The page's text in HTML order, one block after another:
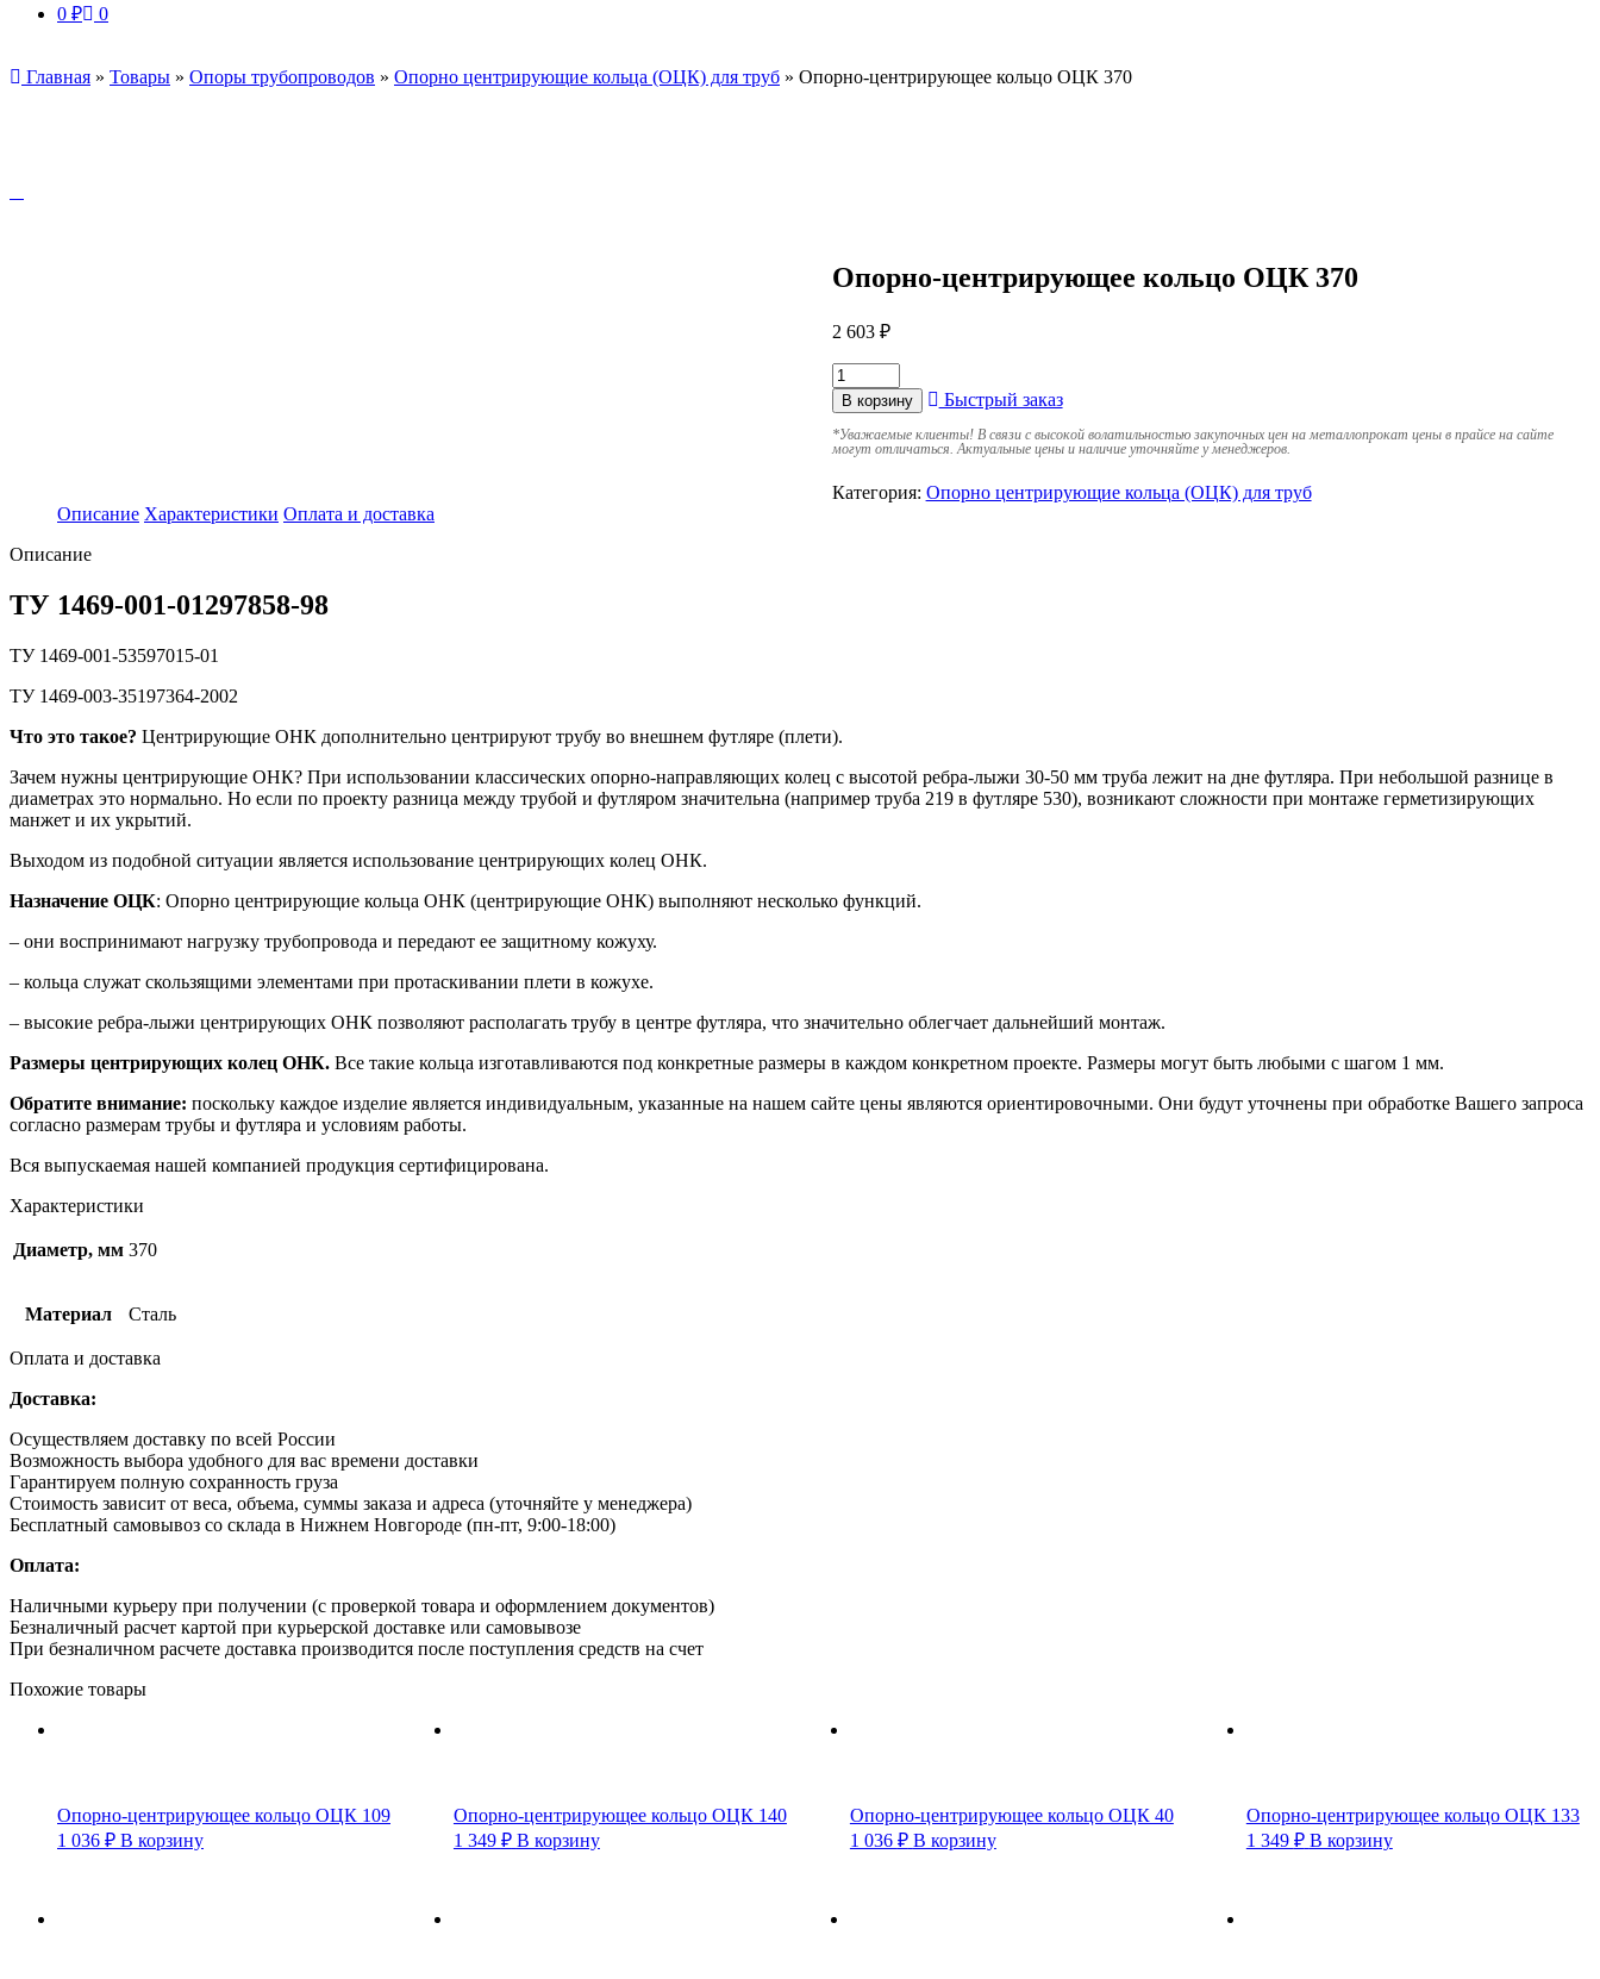
0 ₽ 0
Главная » Товары » Опоры трубопроводов » Опорно центрирующие кольца (ОЦК) для труб » Опорно-центрирующее кольцо ОЦК 370
Опорно-центрирующее кольцо ОЦК 370
2 603 ₽
В корзину Быстрый заказ
*Уважаемые клиенты! В связи с высокой волатильностью закупочных цен на металлопрокат цены в прайсе на сайте
могут отличаться. Актуальные цены и наличие уточняйте у менеджеров.
Категория: Опорно центрирующие кольца (ОЦК) для труб
Описание Характеристики Оплата и доставка
Описание
ТУ 1469-001-01297858-98
ТУ 1469-001-53597015-01
ТУ 1469-003-35197364-2002
Что это такое? Центрирующие ОНК дополнительно центрируют трубу во внешнем футляре (плети).
Зачем нужны центрирующие ОНК? При использовании классических опорно-направляющих колец с высотой ребра-лыжи 30-50 мм труба лежит на дне футляра. При небольшой разнице в
диаметрах это нормально. Но если по проекту разница между трубой и футляром значительна (например труба 219 в футляре 530), возникают сложности при монтаже герметизирующих
манжет и их укрытий.
Выходом из подобной ситуации является использование центрирующих колец ОНК.
Назначение ОЦК: Опорно центрирующие кольца ОНК (центрирующие ОНК) выполняют несколько функций.
– они воспринимают нагрузку трубопровода и передают ее защитному кожуху.
– кольца служат скользящими элементами при протаскивании плети в кожухе.
– высокие ребра-лыжи центрирующих ОНК позволяют располагать трубу в центре футляра, что значительно облегчает дальнейший монтаж.
Размеры центрирующих колец ОНК. Все такие кольца изготавливаются под конкретные размеры в каждом конкретном проекте. Размеры могут быть любыми с шагом 1 мм.
Обратите внимание: поскольку каждое изделие является индивидуальным, указанные на нашем сайте цены являются ориентировочными. Они будут уточнены при обработке Вашего запроса
согласно размерам трубы и футляра и условиям работы.
Вся выпускаемая нашей компанией продукция сертифицирована.
Характеристики
Диаметр, мм 370
Материал Сталь
Оплата и доставка
Доставка:
Осуществляем доставку по всей России
Возможность выбора удобного для вас времени доставки
Гарантируем полную сохранность груза
Стоимость зависит от веса, объема, суммы заказа и адреса (уточняйте у менеджера)
Бесплатный самовывоз со склада в Нижнем Новгороде (пн-пт, 9:00-18:00)
Оплата:
Наличными курьеру при получении (с проверкой товара и оформлением документов)
Безналичный расчет картой при курьерской доставке или самовывозе
При безналичном расчете доставка производится после поступления средств на счет
Похожие товары
Опорно-центрирующее кольцо ОЦК 109
1 036 ₽ В корзину
Опорно-центрирующее кольцо ОЦК 140
1 349 ₽ В корзину
Опорно-центрирующее кольцо ОЦК 40
1 036 ₽ В корзину
Опорно-центрирующее кольцо ОЦК 133
1 349 ₽ В корзину